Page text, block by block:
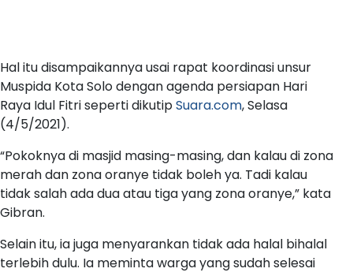
Hal itu disampaikannya usai rapat koordinasi unsur
Muspida Kota Solo dengan agenda persiapan Hari
Raya Idul Fitri seperti dikutipSuara.com, Selasa
(4/5/2021).
“Pokoknya di masjid masing-masing, dan kalau di zona
merah dan zona oranye tidak boleh ya. Tadi kalau
tidak salah ada dua atau tiga yang zona oranye,” kata
Gibran.
Selain itu, ia juga menyarankan tidak ada halal bihalal
terlebih dulu. Ia meminta warga yang sudah selesai